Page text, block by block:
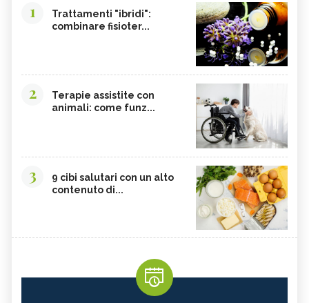
1
Trattamenti "ibridi":
combinare fisioter...
2
Terapie assistite con
animali: come funz...
3
9 cibi salutari con un alto
contenuto di...